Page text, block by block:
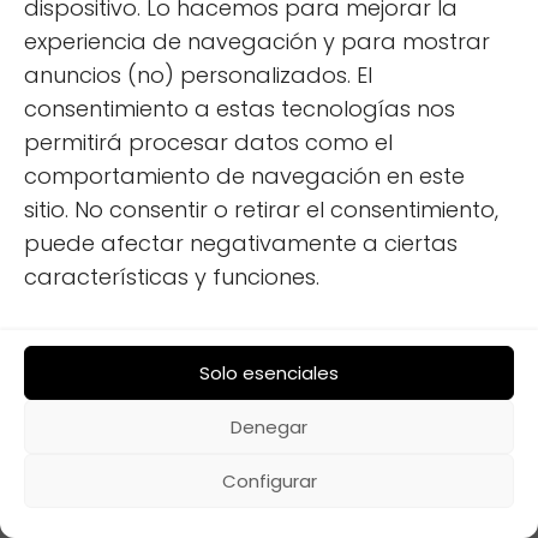
dispositivo. Lo hacemos para mejorar la
experiencia de navegación y para mostrar
anuncios (no) personalizados. El
consentimiento a estas tecnologías nos
permitirá procesar datos como el
comportamiento de navegación en este
sitio. No consentir o retirar el consentimiento,
puede afectar negativamente a ciertas
características y funciones.
Solo esenciales
Denegar
Configurar
como paneles solares, combinada con
baterías de litio de mayor eficiencia y vida útil,
es una de las medidas más importantes
para la sostenibilidad. La monitorización de
estos sistemas es clave para maximizar su
aprovechamiento.
La Integración de
Monitorización
El futuro de la monitorización del consumo y
la integración de todas estas tecnologías en